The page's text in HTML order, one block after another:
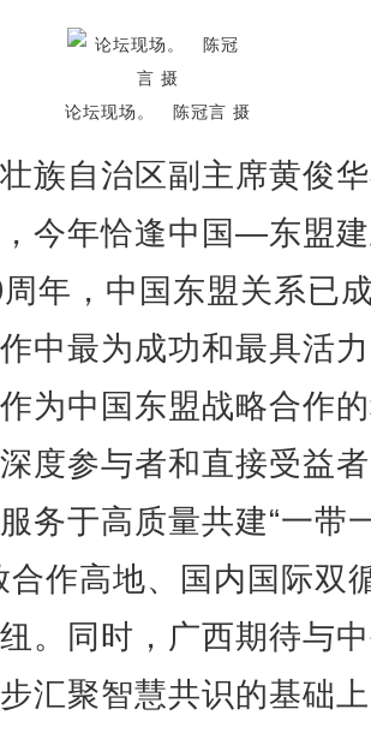
论坛现场。 陈冠言 摄
自治区副主席黄俊
今年恰逢中国—东盟
年，中国东盟关系已
中最为成功和最具活
为中国东盟战略合作
度参与者和直接受益
务于高质量共建“一带
合作高地、国内国际双
。同时，广西期待与
汇聚智慧共识的基础